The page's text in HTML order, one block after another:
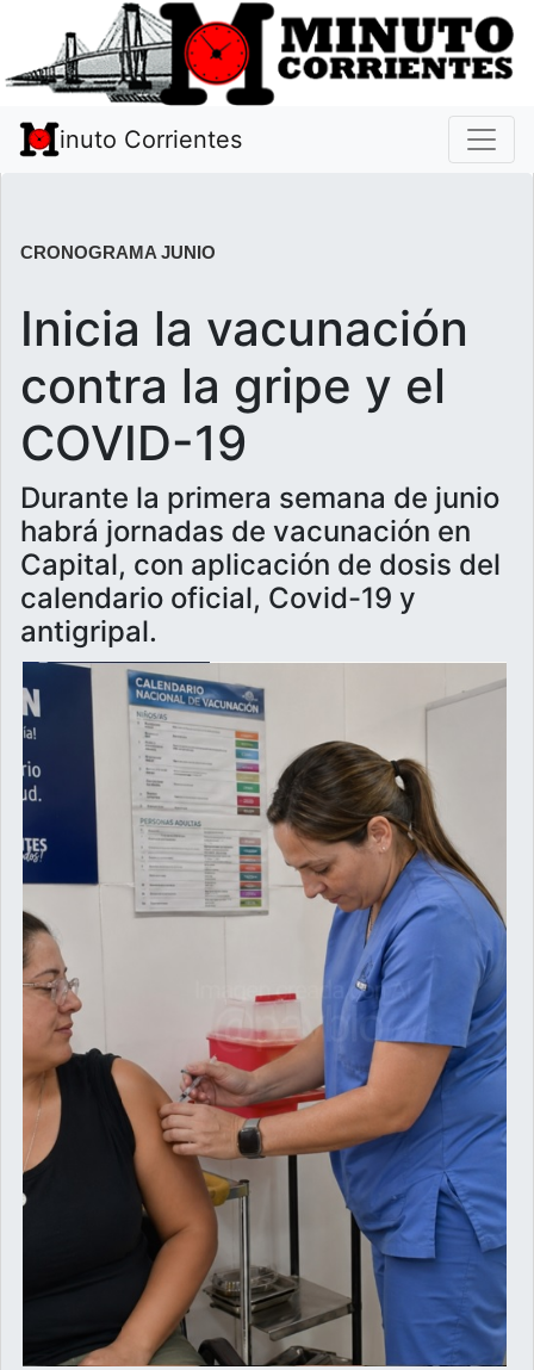
inuto Corrientes
CRONOGRAMA JUNIO
Inicia la vacunación
contra la gripe y el
COVID-19
Durante la primera semana de junio
habrá jornadas de vacunación en
Capital, con aplicación de dosis del
calendario oficial, Covid-19 y
antigripal.